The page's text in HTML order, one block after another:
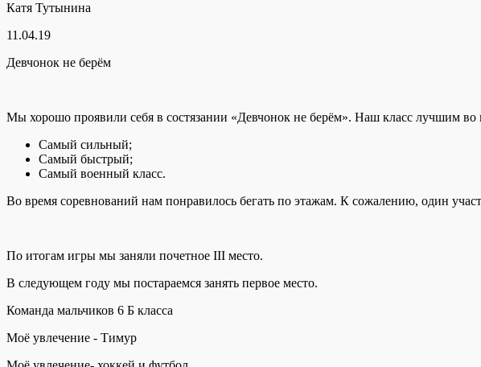
Катя Тутынина
11.04.19
Девчонок не берём
Мы хорошо проявили себя в состязании «Девчонок не берём». Наш класс лучшим во
Самый сильный;
Самый быстрый;
Самый военный класс.
Во время соревнований нам понравилось бегать по этажам. К сожалению, один
По итогам игры мы заняли почетное III место.
В следующем году мы постараемся занять первое место.
Команда мальчиков 6 Б класса
Моё увлечение - Тимур